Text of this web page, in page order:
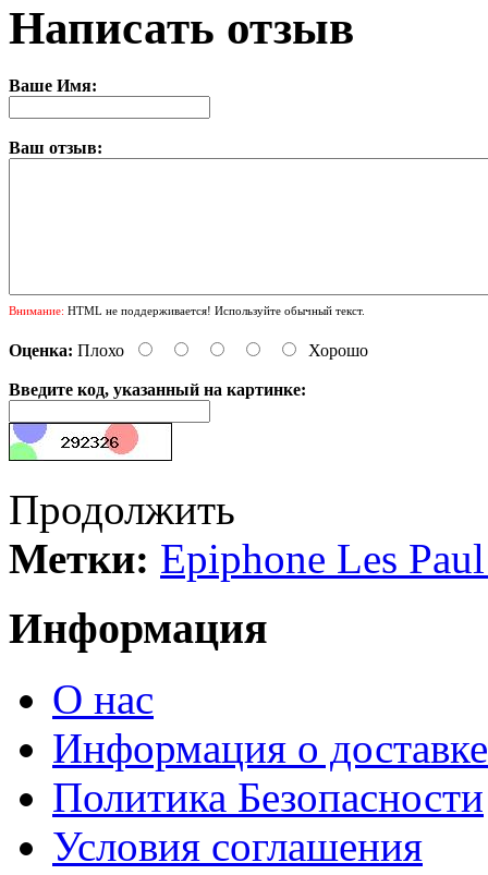
Написать отзыв
Ваше Имя:
Ваш отзыв:
Внимание: HTML не поддерживается! Используйте обычный текст.
Оценка: Плохо Хорошо
Введите код, указанный на картинке:
Продолжить
Метки: Epiphone Les
Информация
О нас
Информация о доставке
Политика Безопасности
Условия соглашения